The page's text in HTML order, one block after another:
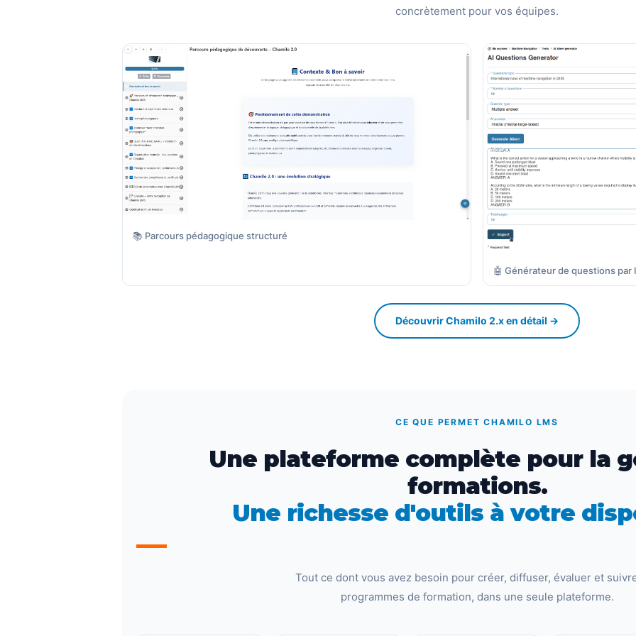
concrètement pour vos équipes.
📚 Parcours pédagogique structuré
🤖 Générateur de questions par
Découvrir Chamilo 2.x en détail →
CE QUE PERMET CHAMILO LMS
Une plateforme complète pour la
formations.
Une richesse d'outils à votre
Tout ce dont vous avez besoin pour créer, diffuser, évaluer et
programmes de formation, dans une seule plateforme.